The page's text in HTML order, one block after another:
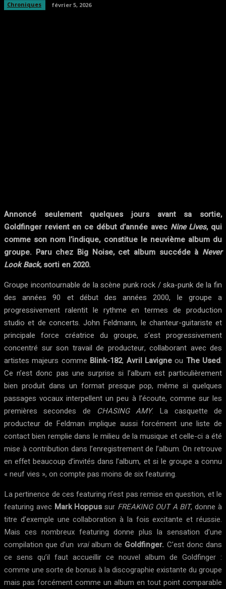
Chroniques février 5, 2026
Annoncé seulement quelques jours avant sa sortie,
Goldfinger revient en ce début d’année avec Nine Lives, qui
comme son nom l’indique, constitue le neuvième album du
groupe. Paru chez Big Noise, cet album succéde à Never
Look Back, sorti en 2020.
Groupe incontournable de la scène punk rock / ska-punk de la fin
des années 90 et début des années 2000, le groupe a
progressivement ralentit le rythme en termes de production
studio et de concerts. John Feldmann, le chanteur-guitariste et
principale force créatrice du groupe, s’est progressivement
concentré sur son travail de producteur, collaborant avec des
artistes majeurs comme Blink-182, Avril Lavigneou The Used.
Ce n’est donc pas une surprise si l’album est particulièrement
bien produit dans un format presque pop, même si quelques
passages vocaux interpellent un peu à l’écoute, comme sur les
premières secondes de CHASING AMY. La casquette de
producteur de Feldman implique aussi forcément une liste de
contact bien remplie dans le milieu de la musique et celle-ci a été
mise à contribution dans l’enregistrement de l’album. On retrouve
en effet beaucoup d’invités dans l’album, et si le groupe a connu
« neuf vies », on compte pas moins de six featuring.
La pertinence de ces featuring n’est pas remise en question, et le
featuring avec Mark Hoppussur FREAKING OUT A BIT, donne à
titre d’exemple une collaboration à la fois excitante et réussie.
Mais ces nombreux featuring donne plus la sensation d’une
compilation que d’un vraialbum de Goldfinger. C’est donc dans
ce sens qu’il faut accueillir ce nouvel album de Goldfinger :
comme une sorte de bonus à la discographie existante du groupe
mais pas forcément comme un album en tout point comparable